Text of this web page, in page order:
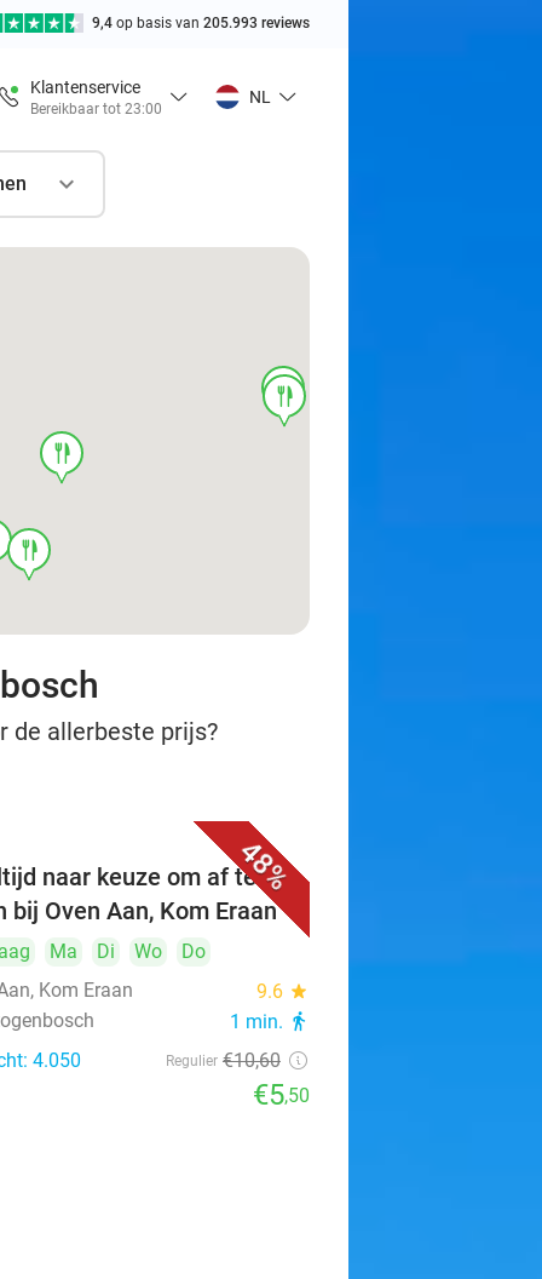
9,4 op basis van 205.993 reviews
Klantenservice
Bereikbaar tot 23:00
NL
food
food
food
food
de allerbeste prijs?
48%
naar keuze om af te
bij Oven Aan, Kom Eraan
Ma Di Wo
Do
Kom Eraan
9.6 star
1 min. directions_walk
4.050 Regulier €10,60
€5,50